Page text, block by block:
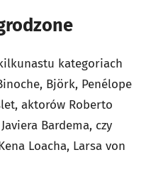
kategoriach
Björk, Penélope
aktorów Roberto
Bardema, czy
Loacha, Larsa von